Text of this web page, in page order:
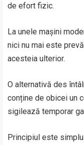
de efort fizic.
La unele mașini
nici nu mai este
acesteia ulterior.
O alternativă des
conține de obicei un
sigilează temporar
Principiul este